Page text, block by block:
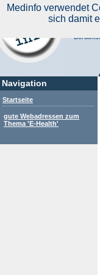
Navigation
Startseite
gute Webadressen zum
Thema 'E-Health'
Suchen
Medinfo verwendet
sich damit